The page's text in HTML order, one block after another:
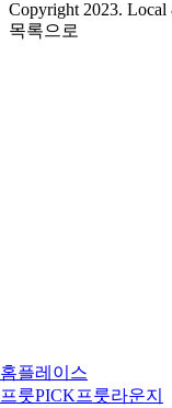
Copyright 2023. Local
목록으로
홈플레이스
프룻PICK프룻라운지